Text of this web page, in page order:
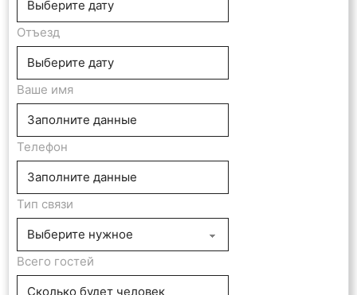
Отъезд
Ваше имя
Телефон
Тип связи
Всего гостей